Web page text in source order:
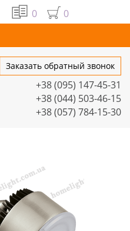
0 0
Заказать обратный звонок
+38 (095) 147-45-31
+38 (044) 503-46-15
+38 (057) 784-15-30